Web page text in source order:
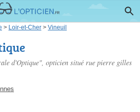
> Loir-et-Cher > Vineuil
d'Optique", opticien situé rue pierre gilles